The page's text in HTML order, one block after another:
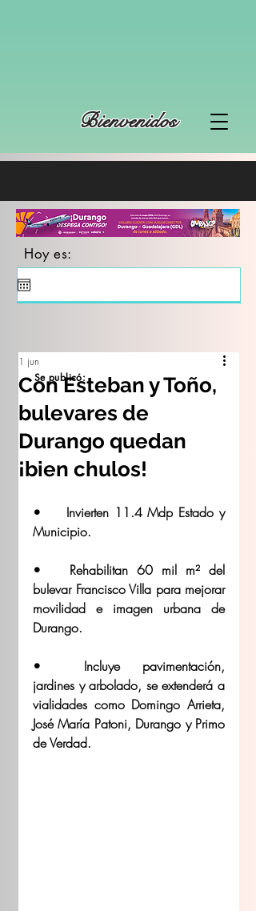
Bienvenidos
Hoy es:
Con Esteban y Toño,
bulevares de
Durango quedan
¡bien chulos!
1 jun
•	⁠Invierten 11.4 Mdp Estado y
Municipio.
•	⁠Rehabilitan 60 mil m² del
bulevar Francisco Villa para mejorar
movilidad e imagen urbana de
Durango.
•	⁠Incluye pavimentación,
jardines y arbolado, se extenderá a
vialidades como Domingo Arrieta,
José María Patoni, Durango y Primo
de Verdad.
Se publicó: